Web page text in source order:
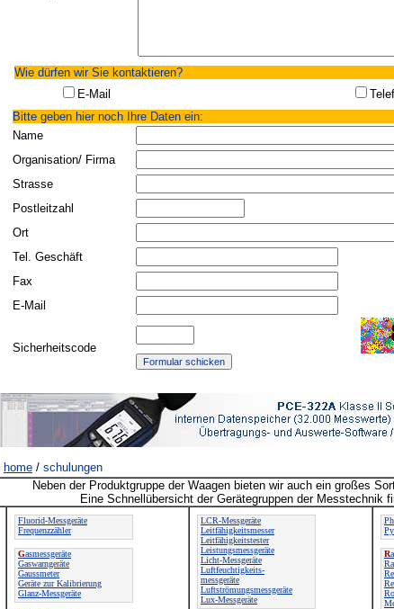
Wie dürfen wir Sie kontaktieren?
E-Mail
Bitte geben hier noch Ihre Daten ein:
Name
Organisation/ Firma
Strasse
Postleitzahl
Ort
Tel. Geschäft
Fax
E-Mail
Sicherheitscode
home / schulungen
Neben der Produktgruppe der Waagen bieten wir auch ein großes
Eine Schnellübersicht der Gerätegruppen der Messtechnik
Fluorid-Messgeräte
Frequenzzähler
Gasmessgeräte
Gaswarngeräte
Gaussmeter
Geräte zur Kalibrierung
Glanz-Messgeräte
LCR-Messgeräte
Leitfähigkeitsmesser
Leitfähigkeitstester
Leistungsmessgeräte
Licht-Messgeräte
Luftfeuchtigkeits-
messgeräte
Luftströmungsmessgeräte
Lux-Messgeräte
R